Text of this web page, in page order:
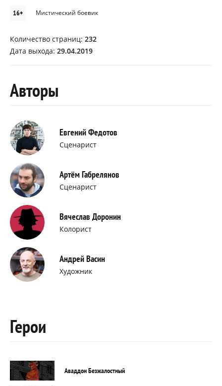
16+ Мистический боевик
Количество страниц: 232
Дата выхода: 29.04.2019
Авторы
Евгений Федотов
Сценарист
Артём Габрелянов
Сценарист
Вячеслав Доронин
Колорист
Андрей Васин
Художник
Герои
Аваддон Безжалостный